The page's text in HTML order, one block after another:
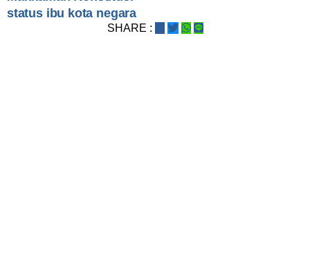
status ibu kota negara
SHARE :